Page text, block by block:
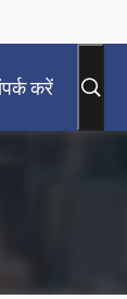
करें